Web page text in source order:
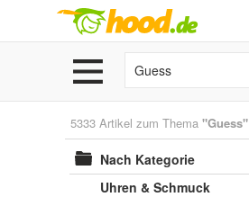
5333 Artikel zum Thema "Guess"
Nach Kategorie
Uhren & Schmuck